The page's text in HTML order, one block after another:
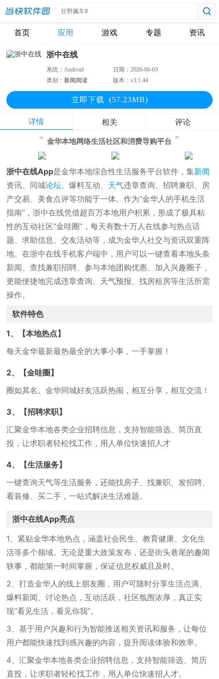
首页 应用 游戏 专题 资讯
浙中在线
系统：Android 日期：2026-06-03
类别：新闻阅读 版本：v3.1.44
立即下载 (57.23MB)
详情 相关 评论
金华本地网络生活社区和消费导购平台
浙中在线App是金华本地综合性生活服务平台软件，集新闻
资讯、同城论坛、爆料互动、 天气违章查询、招聘兼职、房
产交易、美食点评等功能于一体。作为“金华人的手机生活
指南”，浙中在线凭借超百万本地用户积累，形成了极具粘
性的互动社区“金哇圈”，每天有数十万人在线参与热点话
题、求助信息、交友活动等，成为金华人社交与资讯双重阵
地。在浙中在线手机客户端中，用户可以一键查看本地头条
新闻、查找兼职招聘、参与本地团购优惠、加入兴趣圈子，
更能便捷地完成违章查询、天气预报、找房租房等生活所需
操作。
软件特色
1、【本地热点】
每天金华最新最热最全的大事小事，一手掌握！
2、【金哇圈】
圈如其名。金华同城好友活跃热闹，相互分享，相互交流！
3、【招聘求职】
汇聚金华本地各类企业招聘信息，支持智能筛选、简历直
投，让求职者轻松找工作，用人单位快速招人才
4、【生活服务】
一键查询天气等生活服务，还能找房子、找兼职、发招聘、
看装修、买二手，一站式解决生活难题。
浙中在线App亮点
1、紧贴金华本地热点，涵盖社会民生、教育健康、文化生
活等多个领域。无论是重大政策发布，还是街头巷尾的趣闻
轶事，都能第一时间掌握，保证信息权威且及时。
2、打造金华人的线上朋友圈，用户可随时分享生活点滴、
爆料新闻、讨论热点，互动活跃，社区氛围浓厚，真正实
现“看见生活，看见你我”。
3、基于用户兴趣和行为智能推送相关资讯和服务，让每位
用户都能快速找到感兴趣的内容，提升阅读体验和效率。
4、汇聚金华本地各类企业招聘信息，支持智能筛选、简历
直投，让求职者轻松找工作，用人单位快速招人才。